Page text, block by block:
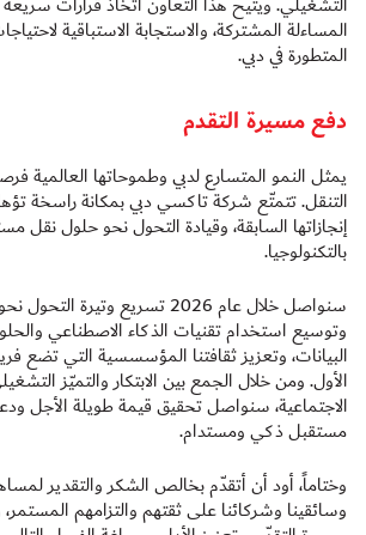
المساءلة المشتركة، والاستجابة الاستباقية
المتطورة في دبي.
دفع مسيرة التقدم
يمثل النمو المتسارع لدبي وطموحاتها العالمية
التنقل. تتمتّع شركة تاكسي دبي بمكانة راسخة
إنجازاتها السابقة، وقيادة التحول نحو حلول نقل
بالتكنولوجيا.
سنواصل خلال عام 2026 تسريع
وتوسيع استخدام تقنيات الذكاء الاصطناعي
البيانات، وتعزيز ثقافتنا المؤسسسية التي تضع
الأول. ومن خلال الجمع بين الابتكار والتميّز
الاجتماعية، سنواصل تحقيق قيمة طويلة الأجل
مستقبل ذكي ومستدام.
وختاماً، أود أن أتقدّم بخالص الشكر والتقدير
وسائقينا وشركائنا على ثقتهم والتزامهم